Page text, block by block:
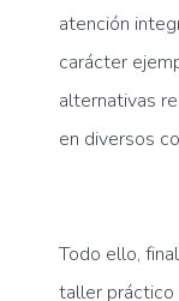
atención
carácter
alternativas
en diversos
Todo ello,
taller práctico